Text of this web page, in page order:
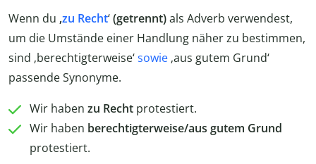
Wenn du ‚zu Recht‘(getrennt)als Adverb verwendest,
um die Umstände einer Handlung näher zu bestimmen,
sind ‚berechtigterweise‘sowie ‚aus gutem Grund‘
passende Synonyme.
Wir haben zu Recht protestiert.
Wir haben berechtigterweise/aus gutem Grund
protestiert.